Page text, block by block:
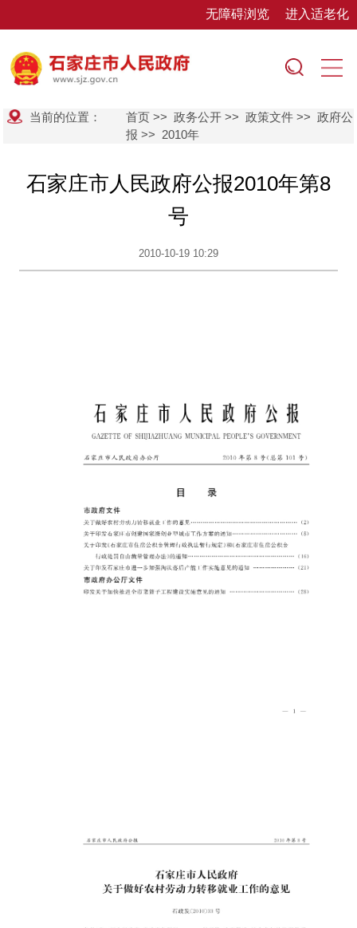
无障碍浏览 进入适老化
当前的位置： 首页 >>政务公开 >>政策文件 >>政府公
报 >> 2010年
石家庄市人民政府公报2010年第8
号
2010-10-19 10:29